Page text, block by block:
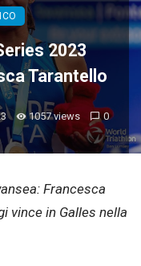
2023
Tarantello
1057 views 0
Francesca
vince in Galles nella